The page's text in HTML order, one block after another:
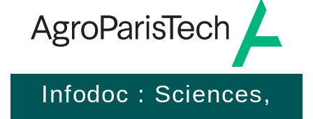
Infodoc : Sciences,